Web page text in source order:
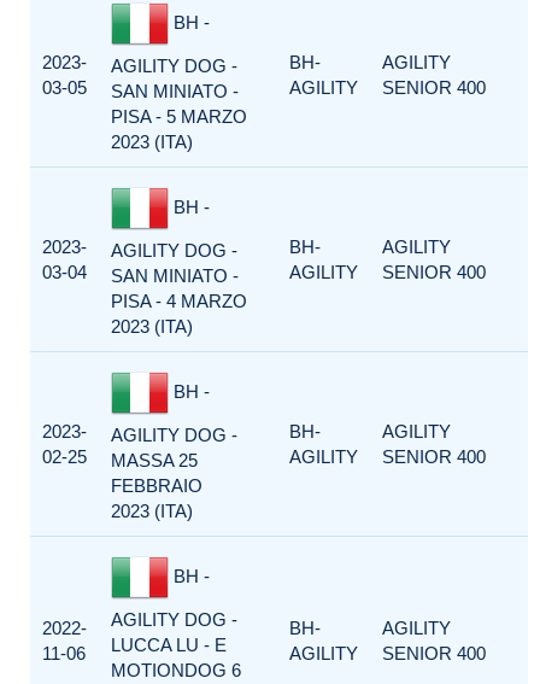
2023-
03-05
BH -
AGILITY DOG -
SAN MINIATO -
PISA - 5 MARZO
2023 (ITA)
BH-
AGILITY
AGILITY
SENIOR 400
2023-
03-04
BH -
AGILITY DOG -
SAN MINIATO -
PISA - 4 MARZO
2023 (ITA)
BH-
AGILITY
AGILITY
SENIOR 400
2023-
02-25
BH -
AGILITY DOG -
MASSA 25
FEBBRAIO
2023 (ITA)
BH-
AGILITY
AGILITY
SENIOR 400
2022-
11-06
BH -
AGILITY DOG -
LUCCA LU - E
MOTIONDOG 6
BH-
AGILITY
AGILITY
SENIOR 400